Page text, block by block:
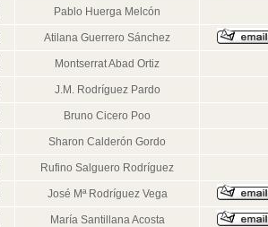
Pablo Huerga Melcón
Atilana Guerrero Sánchez
Montserrat Abad Ortiz
J.M. Rodríguez Pardo
Bruno Cicero Poo
Sharon Calderón Gordo
Rufino Salguero Rodríguez
José Mª Rodríguez Vega
María Santillana Acosta